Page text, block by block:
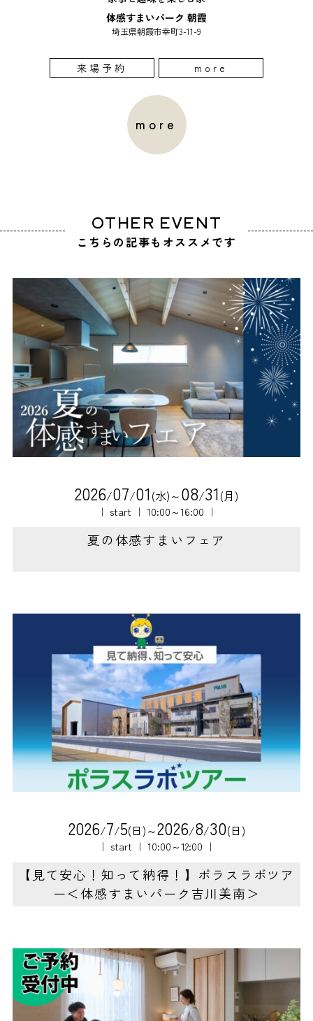
体感すまいパーク 朝霞
埼玉県朝霞市幸町3-11-9
来場予約 more
more
OTHER EVENT
こちらの記事もオススメです
2026/07/01(水)～08/31(月)
｜ start ｜ 10:00～16:00 ｜
夏の体感すまいフェア
2026/7/5(日)～2026/8/30(日)
｜ start ｜ 10:00～12:00 ｜
【見て安心！知って納得！】ポラスラボツア
ー＜体感すまいパーク吉川美南＞